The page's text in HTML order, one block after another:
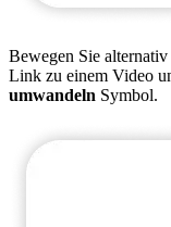
Bewegen Sie
Link zu einem Video
umwandeln Symbol.